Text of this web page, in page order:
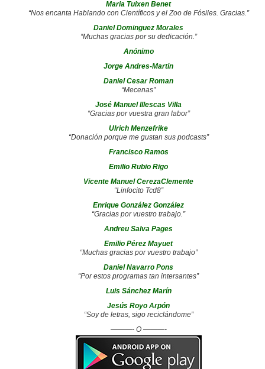
Maria Tuixen Benet
“Nos encanta Hablando con Científicos y el Zoo de Fósiles. Gracias.”
Daniel Dominguez Morales
“Muchas gracias por su dedicación.”
Anónimo
Jorge Andres-Martin
Daniel Cesar Roman
“Mecenas”
José Manuel Illescas Villa
“Gracias por vuestra gran labor”
Ulrich Menzefrike
“Donación porque me gustan sus podcasts”
Francisco Ramos
Emilio Rubio Rigo
Vicente Manuel CerezaClemente
“Linfocito Tcd8”
Enrique González González
“Gracias por vuestro trabajo.”
Andreu Salva Pages
Emilio Pérez Mayuet
“Muchas gracias por vuestro trabajo”
Daniel Navarro Pons
“Por estos programas tan intersantes”
Luis Sánchez Marín
Jesús Royo Arpón
“Soy de letras, sigo reciclándome”
———- O ———-